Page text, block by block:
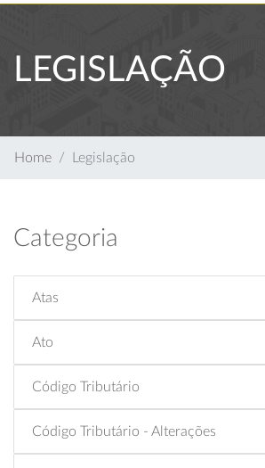
LEGISLAÇÃO
Home Legislação
Categoria
Atas
Ato
Código Tributário
Código Tributário - Alterações